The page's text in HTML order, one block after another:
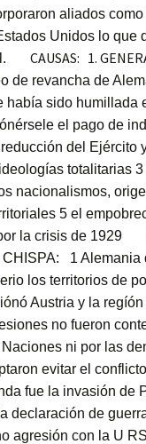
aliados
Unidos lo que
CAUSAS: 1.
de revancha de
había sido humillada
el pago de
del Ejército
totalitarias 3
nacionalismos,
5 el
la crisis de 1929
CHISPA: 1 Alemania
los territorios de
Austria y la
no fueron
ni por las
evitar el
fue la invasión de
declaración de
agresión con la U